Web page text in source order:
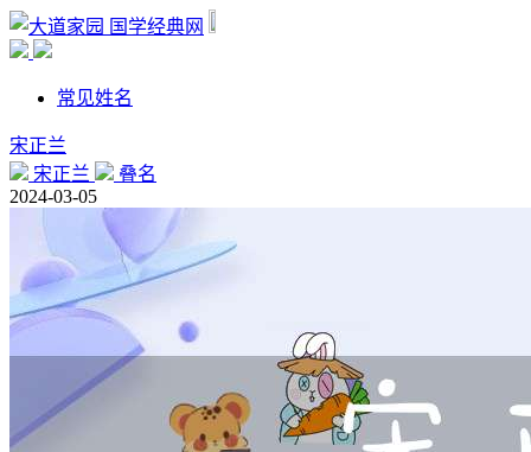
国学经典网
常见姓名
宋正兰
宋正兰
叠名
2024-03-05